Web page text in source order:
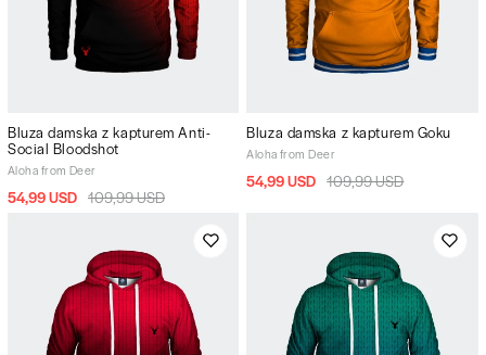
Bluza damska z kapturem Anti-
Social Bloodshot
Aloha from Deer
54,99 USD 109,99 USD
Bluza damska z kapturem Goku
Aloha from Deer
54,99 USD 109,99 USD